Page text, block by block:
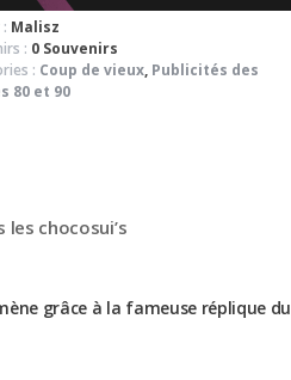
Malisz
: 0 Souvenirs
: Coup de vieux, Publicités des
80 et 90
chocosui’s
grâce à la fameuse réplique du